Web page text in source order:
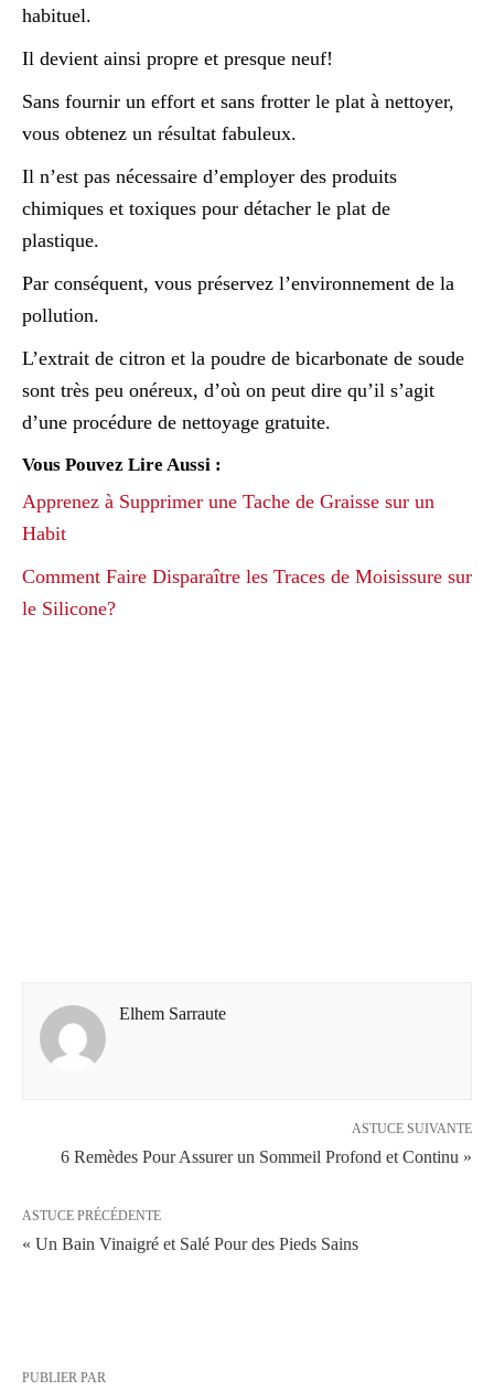
habituel.
Il devient ainsi propre et presque neuf!
Sans fournir un effort et sans frotter le plat à nettoyer,
vous obtenez un résultat fabuleux.
Il n’est pas nécessaire d’employer des produits
chimiques et toxiques pour détacher le plat de
plastique.
Par conséquent, vous préservez l’environnement de la
pollution.
L’extrait de citron et la poudre de bicarbonate de soude
sont très peu onéreux, d’où on peut dire qu’il s’agit
d’une procédure de nettoyage gratuite.
Vous Pouvez Lire Aussi :
Apprenez à Supprimer une Tache de Graisse sur un
Habit
Comment Faire Disparaître les Traces de Moisissure sur
le Silicone?
Elhem Sarraute
ASTUCE SUIVANTE
6 Remèdes Pour Assurer un Sommeil Profond et Continu »
ASTUCE PRÉCÉDENTE
« Un Bain Vinaigré et Salé Pour des Pieds Sains
PUBLIER PAR